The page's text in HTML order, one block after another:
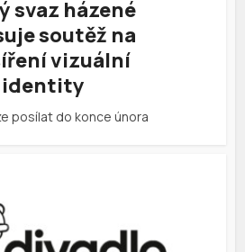
svaz házené
soutěž na
vizuální
identity
posílat do konce února